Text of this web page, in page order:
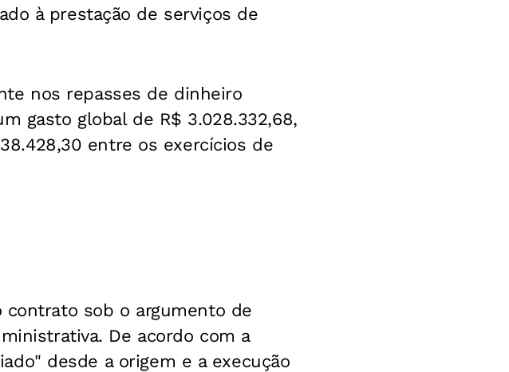
à prestação de serviços de
nos repasses de dinheiro
gasto global de R$ 3.028.332,68,
entre os exercícios de
contrato sob o argumento de
De acordo com a
desde a origem e a execução